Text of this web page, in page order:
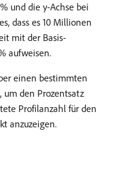
und die y-Achse bei
dass es 10 Millionen
mit der Basis-
aufweisen.
einen bestimmten
den Prozentsatz
Profilanzahl für den
anzuzeigen.